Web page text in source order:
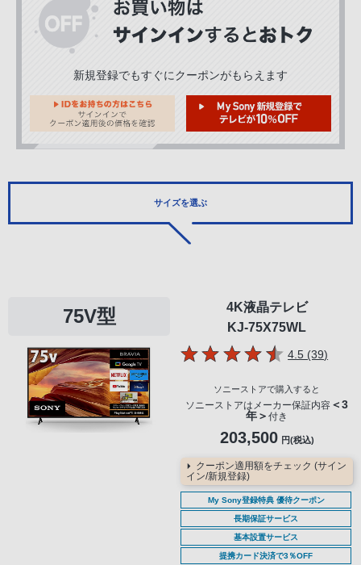
新規登録でもすぐにクーポンがもらえます
サイズを選ぶ
75V型
4K液晶テレビ
KJ-75X75WL
5つの星のうち
4.5 (39件のレ
)
ソニーストアで購入すると
ソニーストアはメーカー保証内容 ＜3
年＞ 付き
203,500 円(税込)
イン/新規登録)
My Sony登録特典 優待クーポン
長期保証サービス
基本設置サービス
提携カード決済で3％OFF